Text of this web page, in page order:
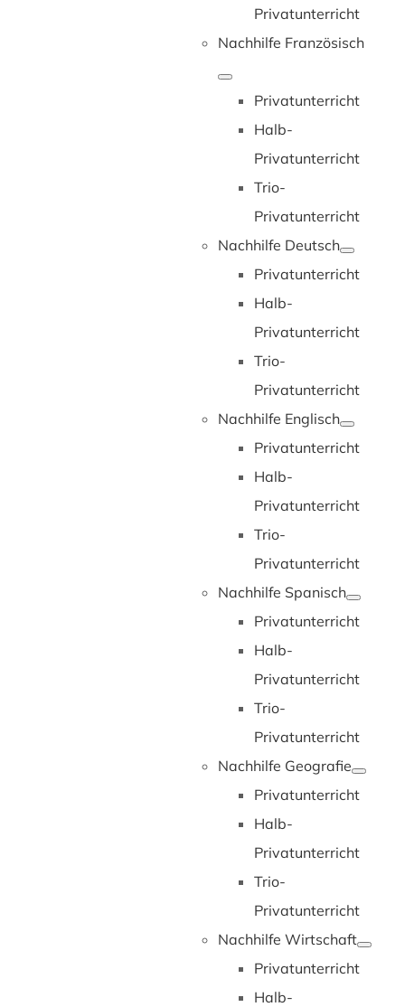
Privatunterricht
Nachhilfe Französisch
Privatunterricht
Halb-
Privatunterricht
Trio-
Privatunterricht
Nachhilfe Deutsch
Privatunterricht
Halb-
Privatunterricht
Trio-
Privatunterricht
Nachhilfe Englisch
Privatunterricht
Halb-
Privatunterricht
Trio-
Privatunterricht
Nachhilfe Spanisch
Privatunterricht
Halb-
Privatunterricht
Trio-
Privatunterricht
Nachhilfe Geografie
Privatunterricht
Halb-
Privatunterricht
Trio-
Privatunterricht
Nachhilfe Wirtschaft
Privatunterricht
Halb-